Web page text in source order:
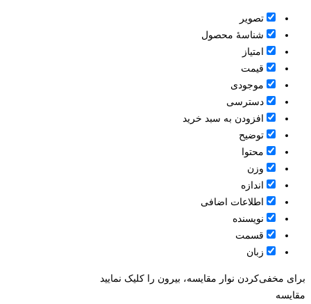
تصویر
شناسۀ محصول
امتیاز
قيمت
موجودی
دسترسی
افزودن به سبد خرید
توضیح
محتوا
وزن
اندازه
اطلاعات اضافی
نویسنده
قسمت
زبان
برای مخفی‌کردن نوار مقایسه، بیرون را کلیک نمایید
مقایسه